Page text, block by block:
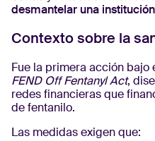
desmantelar una
Contexto sobre la
Fue la primera acción bajo
FEND Off Fentanyl Act,
redes financieras que
de fentanilo.
Las medidas exigen que: